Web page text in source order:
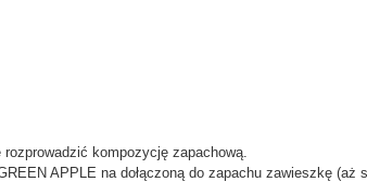
kompozycję zapachową.
APPLE na dołączoną do zapachu zawieszkę (aż